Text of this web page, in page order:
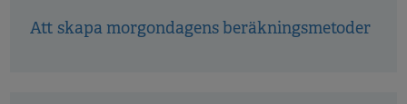
Att skapa morgondagens beräkningsmetoder